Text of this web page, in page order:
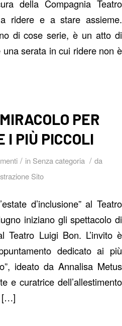
della Compagnia Teatro
ridere e a stare assieme.
di cose serie, è un atto di
serata in cui ridere non è
PER
I PIÙ PICCOLI
/ in Senza categoria / da
Sito
d’inclusione” al Teatro
iniziano gli spettacolo di
Teatro Luigi Bon. L’invito è
dedicato ai più
ideato da Annalisa Metus
e curatrice dell’allestimento
[…]